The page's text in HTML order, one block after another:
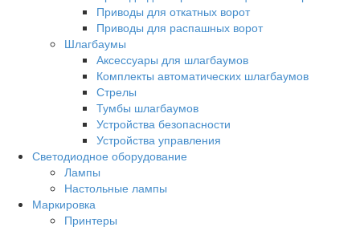
Приводы для откатных ворот
Приводы для распашных ворот
Шлагбаумы
Аксессуары для шлагбаумов
Комплекты автоматических шлагбаумов
Стрелы
Тумбы шлагбаумов
Устройства безопасности
Устройства управления
Светодиодное оборудование
Лампы
Настольные лампы
Маркировка
Принтеры